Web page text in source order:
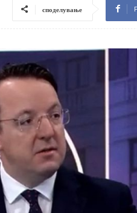
споделување